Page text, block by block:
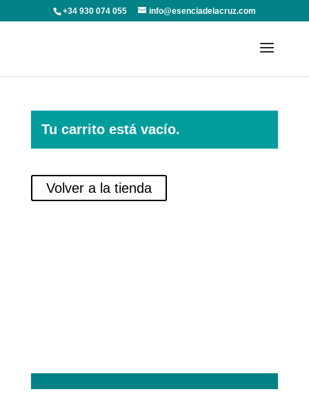
+34 930 074 055 info@esenciadelacruz.com
Tu carrito está vacío.
Volver a la tienda